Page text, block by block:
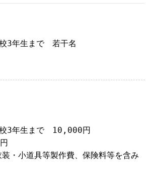
3年生まで 若干名
校3年生まで 10,000円
円
・小道具等製作費、保険料等を含み